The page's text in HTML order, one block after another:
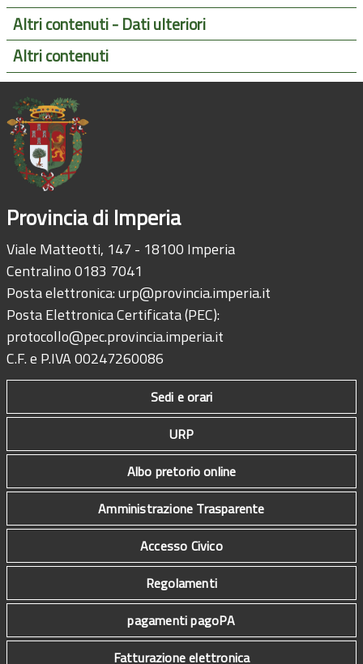
Altri contenuti - Dati ulteriori
Altri contenuti
Provincia di Imperia
Viale Matteotti, 147 - 18100 Imperia
Centralino 0183 7041
Posta elettronica:urp@provincia.imperia.it
Posta Elettronica Certificata (PEC):
protocollo@pec.provincia.imperia.it
C.F. e P.IVA 00247260086
Sedi e orari
URP
Albo pretorio online
Amministrazione Trasparente
Accesso Civico
Regolamenti
pagamenti pagoPA
Fatturazione elettronica